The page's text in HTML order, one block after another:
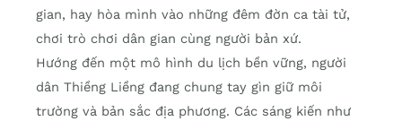
gian, hay hòa mình vào những đêm đờn ca tài tử,
chơi trò chơi dân gian cùng người bản xứ.
Hướng đến một mô hình du lịch bền vững, người
dân Thiềng Liềng đang chung tay gìn giữ môi
trường và bản sắc địa phương. Các sáng kiến như